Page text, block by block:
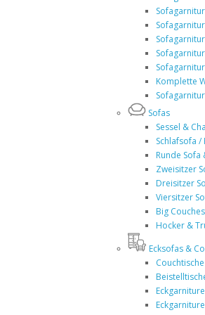
Sofagarnitur
Komplette
Sofas
Sessel &
Schlafsofa /
Runde
Zweisitzer
Dreisitzer
Viersitzer
Big Couches
Hocker &
Ecksofas &
Couchtische